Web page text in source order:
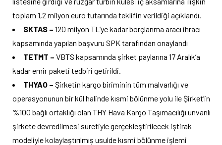
toplam 1,2 milyon euro tutarında teklifin verildiği açıklandı.
SKTAS – 120 milyon TL’ye kadar borçlanma aracı ihracı
kapsamında yapılan başvuru SPK tarafından onaylandı
TETMT – VBTS kapsamında şirket paylarına 17 Aralık’a
kadar emir paketi tedbiri getirildi.
THYAO – Şirketin kargo biriminin tüm malvarlığı ve
operasyonunun bir kül halinde kısmi bölünme yolu ile Şirket’in
%100 bağlı ortaklığı olan THY Hava Kargo Taşımacılığı unvanlı
şirkete devredilmesi suretiyle gerçekleştirilecek iştirak
modeliyle kolaylaştırılmış usulde kısmi bölünme işlemi